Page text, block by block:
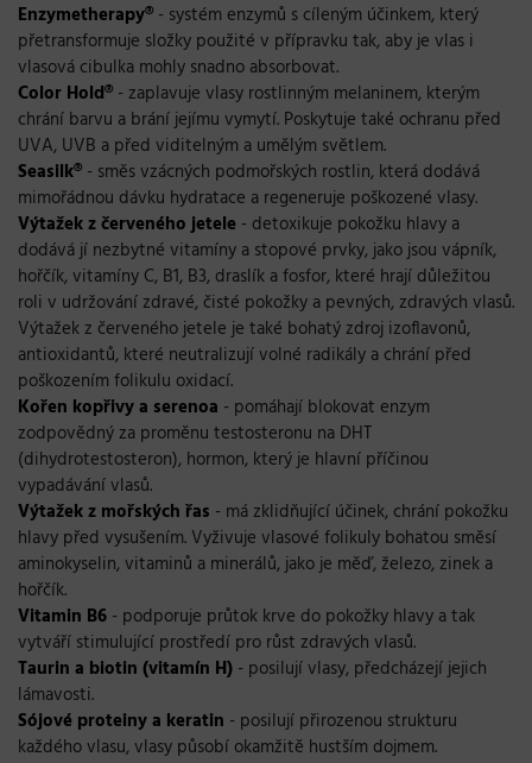
Enzymetherapy® - systém enzymů s cíleným účinkem, který
přetransformuje složky použité v přípravku tak, aby je vlas i
vlasová cibulka mohly snadno absorbovat.
Color Hold® - zaplavuje vlasy rostlinným melaninem, kterým
chrání barvu a brání jejímu vymytí. Poskytuje také ochranu před
UVA, UVB a před viditelným a umělým světlem.
Seasilk® - směs vzácných podmořských rostlin, která dodává
mimořádnou dávku hydratace a regeneruje poškozené vlasy.
Výtažek z červeného jetele - detoxikuje pokožku hlavy a
dodává jí nezbytné vitamíny a stopové prvky, jako jsou vápník,
hořčík, vitamíny C, B1, B3, draslík a fosfor, které hrají důležitou
roli v udržování zdravé, čisté pokožky a pevných, zdravých vlasů.
Výtažek z červeného jetele je také bohatý zdroj izoflavonů,
antioxidantů, které neutralizují volné radikály a chrání před
poškozením folikulu oxidací.
Kořen kopřivy a serenoa - pomáhají blokovat enzym
zodpovědný za proměnu testosteronu na DHT
(dihydrotestosteron), hormon, který je hlavní příčinou
vypadávání vlasů.
Výtažek z mořských řas - má zklidňující účinek, chrání pokožku
hlavy před vysušením. Vyživuje vlasové folikuly bohatou směsí
aminokyselin, vitaminů a minerálů, jako je měď, železo, zinek a
hořčík.
Vitamin B6 - podporuje průtok krve do pokožky hlavy a tak
vytváří stimulující prostředí pro růst zdravých vlasů.
Taurin a biotin (vitamín H) - posilují vlasy, předcházejí jejich
lámavosti.
Sójové proteiny a keratin - posilují přirozenou strukturu
každého vlasu, vlasy působí okamžitě hustším dojmem.